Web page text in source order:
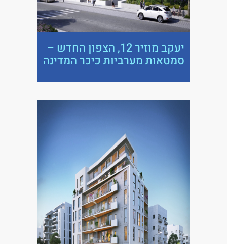
יעקב מוזיר 12, הצפון החדש –
סמטאות מערביות כיכר המדינה